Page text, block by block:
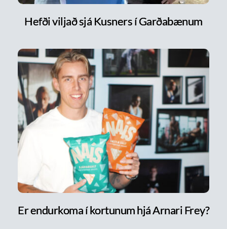
Hefði viljað sjá Kusners í Garðabænum
Er endurkoma í kortunum hjá Arnari Frey?